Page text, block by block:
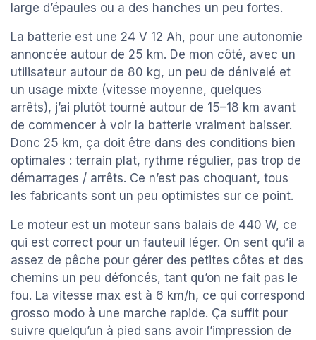
large d’épaules ou a des hanches un peu fortes.
La batterie est une 24 V 12 Ah, pour une autonomie
annoncée autour de 25 km. De mon côté, avec un
utilisateur autour de 80 kg, un peu de dénivelé et
un usage mixte (vitesse moyenne, quelques
arrêts), j’ai plutôt tourné autour de 15–18 km avant
de commencer à voir la batterie vraiment baisser.
Donc 25 km, ça doit être dans des conditions bien
optimales : terrain plat, rythme régulier, pas trop de
démarrages / arrêts. Ce n’est pas choquant, tous
les fabricants sont un peu optimistes sur ce point.
Le moteur est un moteur sans balais de 440 W, ce
qui est correct pour un fauteuil léger. On sent qu’il a
assez de pêche pour gérer des petites côtes et des
chemins un peu défoncés, tant qu’on ne fait pas le
fou. La vitesse max est à 6 km/h, ce qui correspond
grosso modo à une marche rapide. Ça suffit pour
suivre quelqu’un à pied sans avoir l’impression de